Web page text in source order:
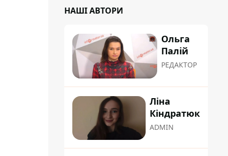
НАШІ АВТОРИ
Ольга
Палій
РЕДАКТОР
Ліна
Кіндратюк
ADMIN